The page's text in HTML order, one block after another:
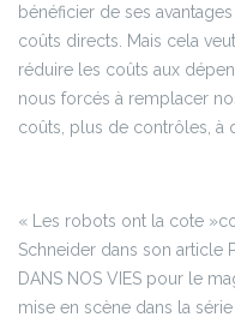
bénéficier de ses
coûts directs. Mais cela
réduire les coûts aux
nous forcés à remplacer
coûts, plus de contrôles, à
« Les robots ont la cote
Schneider dans son article
DANS NOS VIES pour le
mise en scène dans la